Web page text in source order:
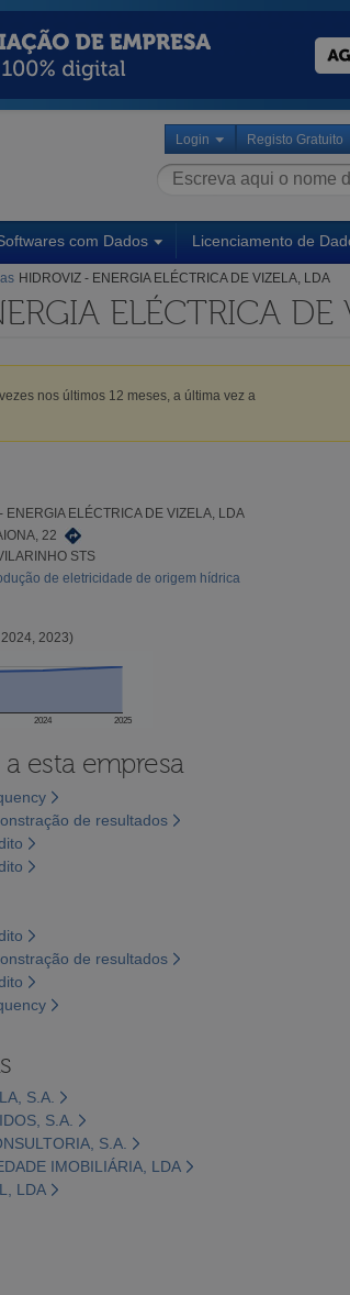
Login Registo Gratuito
com Dados Licenciamento de
HIDROVIZ - ENERGIA ELÉCTRICA DE VIZELA, LDA
ELÉCTRICA DE
vezes nos últimos 12 meses, a última vez a
ENERGIA ELÉCTRICA DE VIZELA, LDA
22
STS
de eletricidade de origem hídrica
2023)
2024 2025
esta empresa
de resultados
de resultados
S.A.
S.A.
S.A.
IMOBILIÁRIA, LDA
LDA